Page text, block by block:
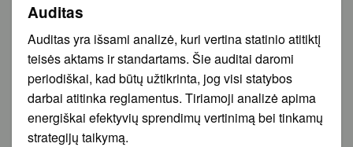
Auditas
Auditas yra išsami analizė, kuri vertina statinio atitiktį
teisės aktams ir standartams. Šie auditai daromi
periodiškai, kad būtų užtikrinta, jog visi statybos
darbai atitinka reglamentus. Tiriamoji analizė apima
energiškai efektyvių sprendimų vertinimą bei tinkamų
strategijų taikymą.